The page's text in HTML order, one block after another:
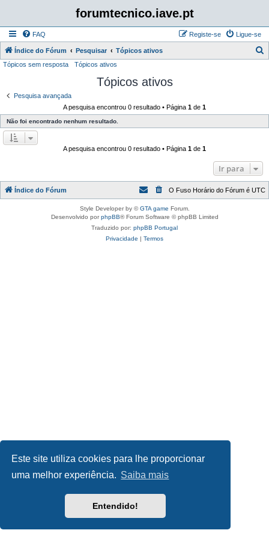
Este site utiliza cookies para lhe proporcionar
uma melhor experiência. Saiba mais
Entendido!
forumtecnico.iave.pt
FAQ Ligue-se
Registe-se
Índice do Fórum Pesquisar Tópicos ativos
Tópicos sem resposta Tópicos ativos
Tópicos ativos
Pesquisa avançada
A pesquisa encontrou 0 resultado • Página 1 de 1
Não foi encontrado nenhum resultado.
A pesquisa encontrou 0 resultado • Página 1 de 1
Ir para
Índice do Fórum O Fuso Horário do Fórum é UTC
Style Developer by ©GTA game Forum.
Desenvolvido porphpBB® Forum Software © phpBB Limited
Traduzido por: phpBB Portugal
Privacidade | Termos